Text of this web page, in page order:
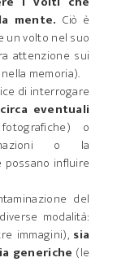
mente. Ciò è
un volto nel suo
attenzione sui
memoria).
di interrogare
circa eventuali
o
o la
influire
del
modalità:
immagini), sia
generiche (le